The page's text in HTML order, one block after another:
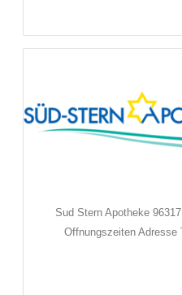
Sud Stern Apotheke
Offnungszeiten Adresse